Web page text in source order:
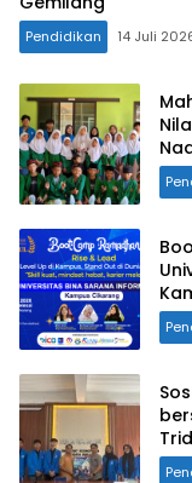
Pendidikan 14 Juli